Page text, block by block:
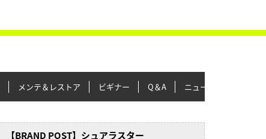
メンテ＆レストア ビギナー Q＆A ニュース＆トピックス
【BRAND POST】シュアラスター